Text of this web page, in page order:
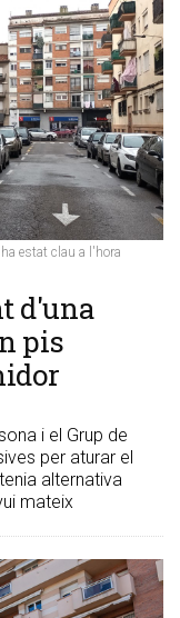
estat clau a l'hora
d'una
pis
i el Grup de
per aturar el
alternativa
mateix